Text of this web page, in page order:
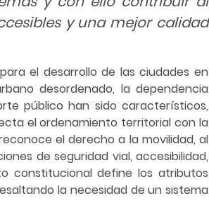
y una mejor calidad
el desarrollo de las ciudades en
desordenado, la dependencia
público han sido característicos,
el ordenamiento territorial con la
el derecho a la movilidad, al
de seguridad vial, accesibilidad,
constitucional define los atributos
la necesidad de un sistema